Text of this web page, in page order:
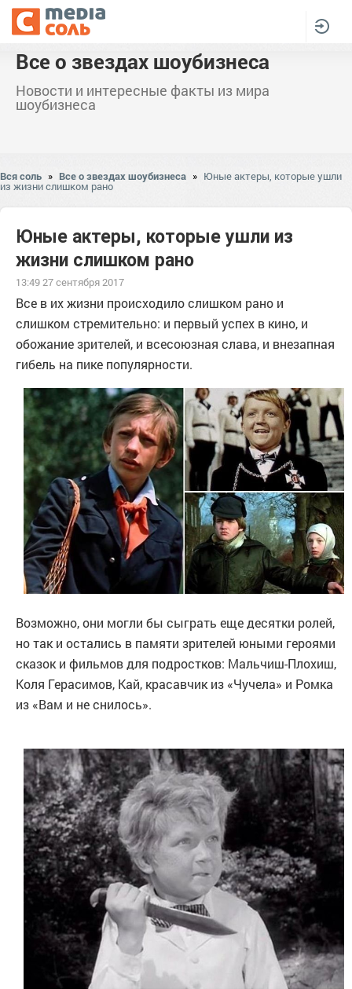
Все о звездах шоубизнеса
Новости и интересные факты из мира
шоубизнеса
Вся соль » Все о звездах шоубизнеса » Юные актеры, которые ушли
из жизни слишком рано
Юные актеры, которые ушли из
жизни слишком рано
13:49 27 сентября 2017
Все в их жизни происходило слишком рано и
слишком стремительно: и первый успех в кино, и
обожание зрителей, и всесоюзная слава, и внезапная
гибель на пике популярности.
Возможно, они могли бы сыграть еще десятки ролей,
но так и остались в памяти зрителей юными героями
сказок и фильмов для подростков: Мальчиш-Плохиш,
Коля Герасимов, Кай, красавчик из «Чучела» и Ромка
из «Вам и не снилось».